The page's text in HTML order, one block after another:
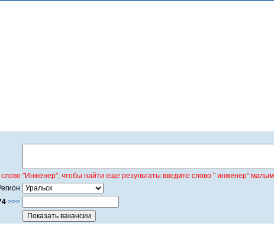
"Инженер", чтобы найти еще результаты введите слово " инженер"
>>>